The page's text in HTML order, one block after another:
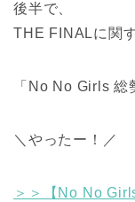
後半で、
THE FINALに関
「No No Girls 総
＼やったー！／
＞＞【No No